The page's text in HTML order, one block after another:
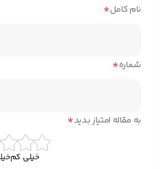
نام کامل*
شماره*
به مقاله امتیاز بدید*
خیلی کم